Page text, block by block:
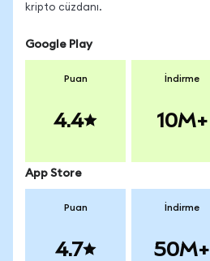
kripto cüzdanı.
Google Play
Puan
4.4
İndirme
10M+
App Store
Puan
4.7
İndirme
50M+